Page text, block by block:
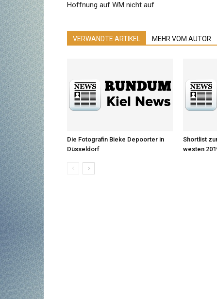
Hoffnung auf WM nicht auf
VERWANDTE ARTIKEL MEHR VOM AUTOR
Die Fotografin Bieke Depoorter in
Düsseldorf
Shortlist
westen